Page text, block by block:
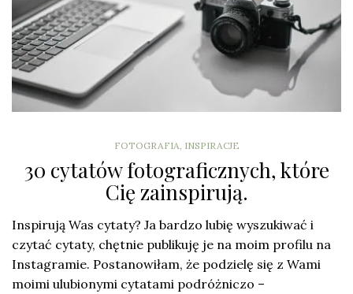
FOTOGRAFIA INSPIRACJE
30 cytatów fotograficznych, które
Cię zainspirują.
Inspirują Was cytaty? Ja bardzo lubię wyszukiwać i
czytać cytaty, chętnie publikuję je na moim profilu na
Instagramie. Postanowiłam, że podzielę się z Wami
moimi ulubionymi cytatami podróżniczo –